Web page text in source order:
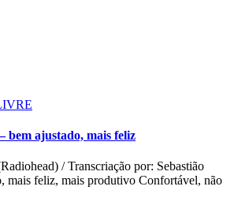
ajustado, mais feliz
/ Transcriação por: Sebastião
feliz, mais produtivo Confortável, não